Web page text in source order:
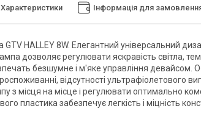
Характеристики Інформація для
GTV HALLEY 8W. Елегантний універсальний
дозволяє регулювати яскравість світла,
безшумне і м'яке управління
відсутності ультрафіолетового
з місця на місце і регулювати оптимально
пластика забезпечує легкість і міцність